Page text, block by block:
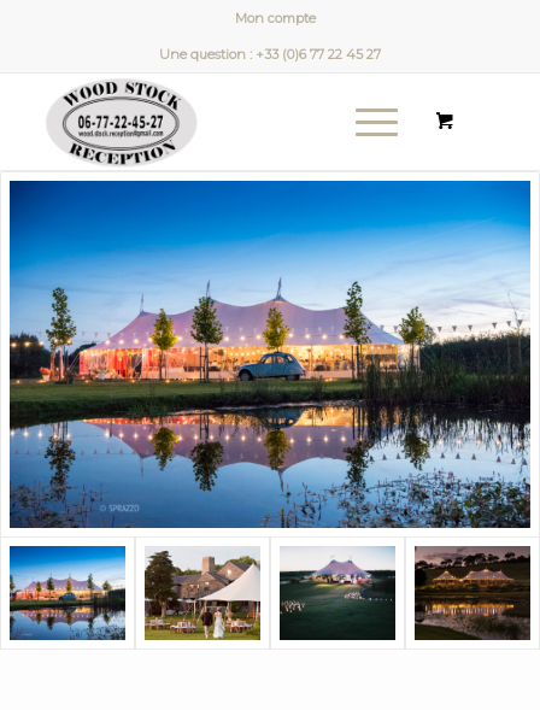
Mon compte
Une question : +33 (0)6 77 22 45 27